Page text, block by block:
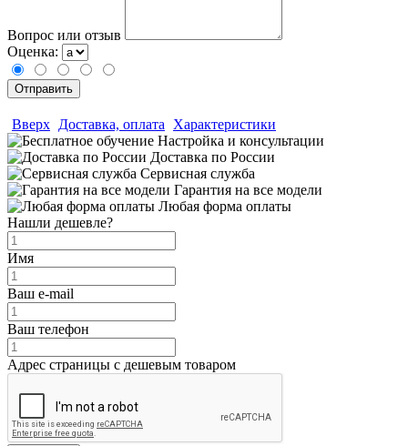
Вопрос или отзыв
Оценка:
Вверх Доставка, оплата
Характеристики
Настройка и консультации
Доставка по России
Сервисная служба
Гарантия на все модели
Любая форма оплаты
Нашли дешевле?
Имя
Ваш e-mail
Ваш телефон
Адрес страницы с дешевым товаром